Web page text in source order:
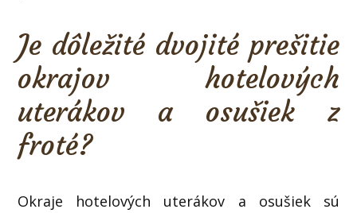
Je dôležité dvojité prešitie
okrajov hotelových
uterákov a osušiek z
froté?
Okraje hotelových uterákov a osušiek sú